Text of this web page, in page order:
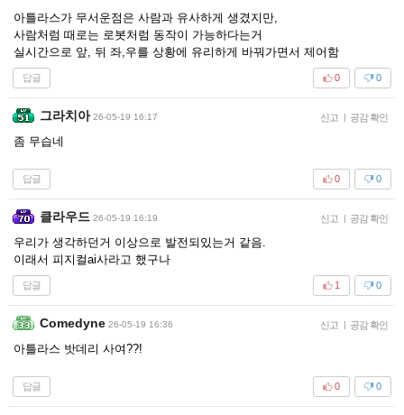
아틀라스가 무서운점은 사람과 유사하게 생겼지만,
사람처럼 때로는 로봇처럼 동작이 가능하다는거
실시간으로 앞, 뒤 좌,우를 상황에 유리하게 바꿔가면서 제어함
답글 0
0
그라치아 26-05-19 16:17 신고 | 공감 확인
좀 무습네
답글 0
0
클라우드 26-05-19 16:19 신고 | 공감 확인
우리가 생각하던거 이상으로 발전되있는거 같음.
이래서 피지컬ai사라고 했구나
답글 0
1
Comedyne 26-05-19 16:36 신고 | 공감 확인
아틀라스 밧데리 사여??!
답글 0
0